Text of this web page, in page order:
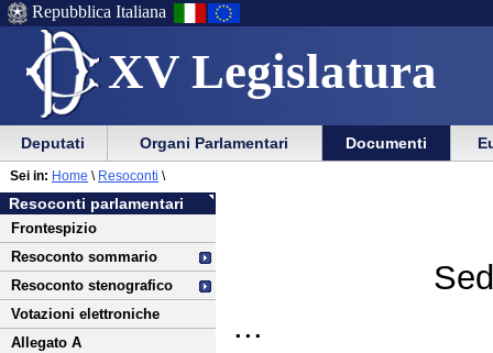
XV Legislatura
Menu
di
ausilio
alla
navigazione
Vai
Menu
di
navigazione
principale
Repubblica Italiana
Menu
di
navigazione
principale
Vai
menu
di
sezione
Deputati Organi Parlamentari Documenti
Vai
al
contenuto
Resoconti parlamentari
Frontespizio
Resoconto sommario
Resoconto stenografico
Votazioni elettroniche
Allegato A
Sei in: Home \ Resoconti \
...